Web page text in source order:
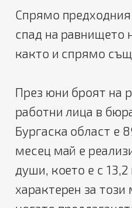
Спрямо
спад на равнището
както и спрямо
През юни броят на
работни лица в
Бургаска област е
месец май е
души, което е с 13,2
характерен за този